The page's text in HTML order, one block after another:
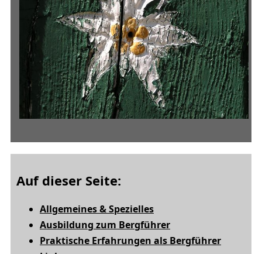
Auf dieser Seite:
Allgemeines & Spezielles
Ausbildung zum Bergführer
Praktische Erfahrungen als Bergführer